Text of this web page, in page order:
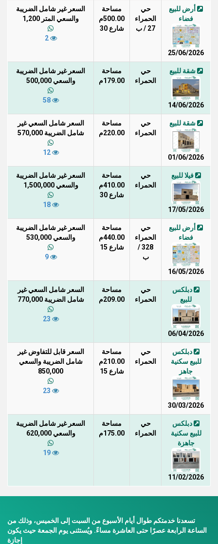
أرض للبيع
فضاء
25/06/2026
حي
الحمراء
27 / ب
مساحة
500.00م
شارع 30
السعر غير شامل الضريبة
والسعي المتر 1,200
2
شقة للبيع
14/06/2026
حي
الحمراء
مساحة
179.00م
السعر غير شامل الضريبة
والسعي 500,000
58
شقة للبيع
01/06/2026
حي
الحمراء
مساحة
220.00م
السعر شامل السعي غير
شامل الضريبة 570,000
12
فيلا للبيع
17/05/2026
حي
الحمراء
مساحة
410.00م
شارع 30
السعر غير شامل الضريبة
والسعي 1,500,000
18
أرض للبيع
فضاء
16/05/2026
حي
الحمراء
328 /
ب
مساحة
440.00م
شارع 15
السعر غير شامل الضريبة
والسعي 530,000
9
دبلكس
للبيع
06/04/2026
حي
الحمراء
مساحة
209.00م
السعر شامل السعي غير
شامل الضريبة 770,000
دبلكس
للبيع سكنية
جاهز
30/03/2026
حي
الحمراء
مساحة
210.00م
شارع 15
السعر قابل للتفاوض غير
شامل الضريبة والسعي
850,000
دبلكس
للبيع سكنية
جاهزة
11/02/2026
حي
الحمراء
مساحة
175.00م
السعر غير شامل الضريبة
والسعي 620,000
19
تسعدنا خدمتكم طوال أيام الأسبوع من السبت إلى الخميس، وذلك من
الساعة الرابعة عصرًا حتى العاشرة مساءً. ويُستثنى يوم الجمعة حيث يكون
إجازة